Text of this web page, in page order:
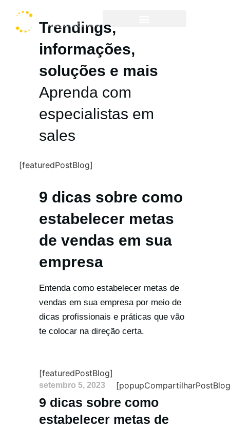
Trendings,
informações,
soluções e mais
Aprenda com
especialistas em
sales
[featuredPostBlog]
9 dicas sobre como
estabelecer metas
de vendas em sua
empresa
Entenda como estabelecer metas de
vendas em sua empresa por meio de
dicas profissionais e práticas que vão
te colocar na direção certa.
[featuredPostBlog]
setembro 5, 2023
9 dicas sobre como
estabelecer metas de